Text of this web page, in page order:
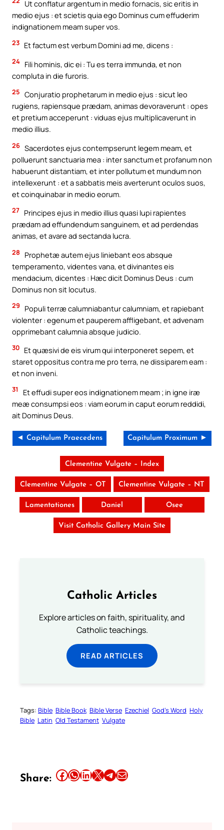
Ut conflatur argentum in medio fornacis, sic eritis in
medio ejus : et scietis quia ego Dominus cum effuderim
indignationem meam super vos.
23 Et factum est verbum Domini ad me, dicens :
24 Fili hominis, dic ei : Tu es terra immunda, et non
compluta in die furoris.
25 Conjuratio prophetarum in medio ejus : sicut leo
rugiens, rapiensque prædam, animas devoraverunt : opes
et pretium acceperunt : viduas ejus multiplicaverunt in
medio illius.
26 Sacerdotes ejus contempserunt legem meam, et
polluerunt sanctuaria mea : inter sanctum et profanum non
habuerunt distantiam, et inter pollutum et mundum non
intellexerunt : et a sabbatis meis averterunt oculos suos,
et coinquinabar in medio eorum.
27 Principes ejus in medio illius quasi lupi rapientes
prædam ad effundendum sanguinem, et ad perdendas
animas, et avare ad sectanda lucra.
28
Prophetæ autem ejus liniebant eos absque
temperamento, videntes vana, et divinantes eis
mendacium, dicentes : Hæc dicit Dominus Deus : cum
Dominus non sit locutus.
29
Populi terræ calumniabantur calumniam, et rapiebant
violenter : egenum et pauperem affligebant, et advenam
opprimebant calumnia absque judicio.
30 Et quæsivi de eis virum qui interponeret sepem, et
staret oppositus contra me pro terra, ne dissiparem eam :
et non inveni.
31
Et effudi super eos indignationem meam ; in igne iræ
meæ consumpsi eos : viam eorum in caput eorum reddidi,
ait Dominus Deus.
◄ Capitulum Praecedens Capitulum Proximum ►
Clementine Vulgate – Index
Clementine Vulgate – OT Clementine Vulgate – NT
Lamentationes Daniel Osee
Visit Catholic Gallery Main Site
Catholic Articles
Explore articles on faith, spirituality, and
Catholic teachings.
READ ARTICLES
Tags: Bible Bible Book Bible Verse Ezechiel God’s Word Holy
Bible Latin Old Testament Vulgate
Share: Share this article on Facebook Share this article on WhatsApp Share this article on LinkedIn Share this article on X Share this article on TelegramEmail this Article